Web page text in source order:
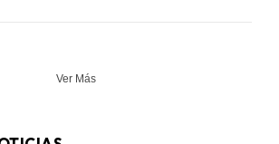
Ver Más